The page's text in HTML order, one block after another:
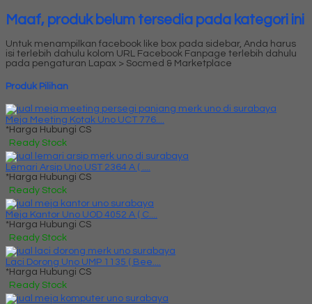
Maaf, produk belum tersedia pada kategori ini
Untuk menampilkan facebook like box pada sidebar, Anda harus
isi terlebih dahulu kolom URL Facebook Fanpage terlebih dahulu
pada pengaturan Lapax > Socmed & Marketplace
Produk Pilihan
Meja Meeting Kotak Uno UCT 776....
*Harga Hubungi CS
Ready Stock
Lemari Arsip Uno UST 2364 A ( ....
*Harga Hubungi CS
Ready Stock
Meja Kantor Uno UOD 4052 A ( C....
*Harga Hubungi CS
Ready Stock
Laci Dorong Uno UMP 1135 ( Bee....
*Harga Hubungi CS
Ready Stock